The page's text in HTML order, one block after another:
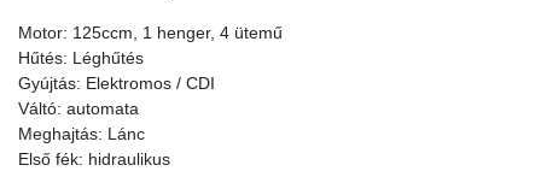
Motor: 125ccm, 1 henger, 4 ütemű
Hűtés: Léghűtés
Gyújtás: Elektromos / CDI
Váltó: automata
Meghajtás: Lánc
Első fék: hidraulikus